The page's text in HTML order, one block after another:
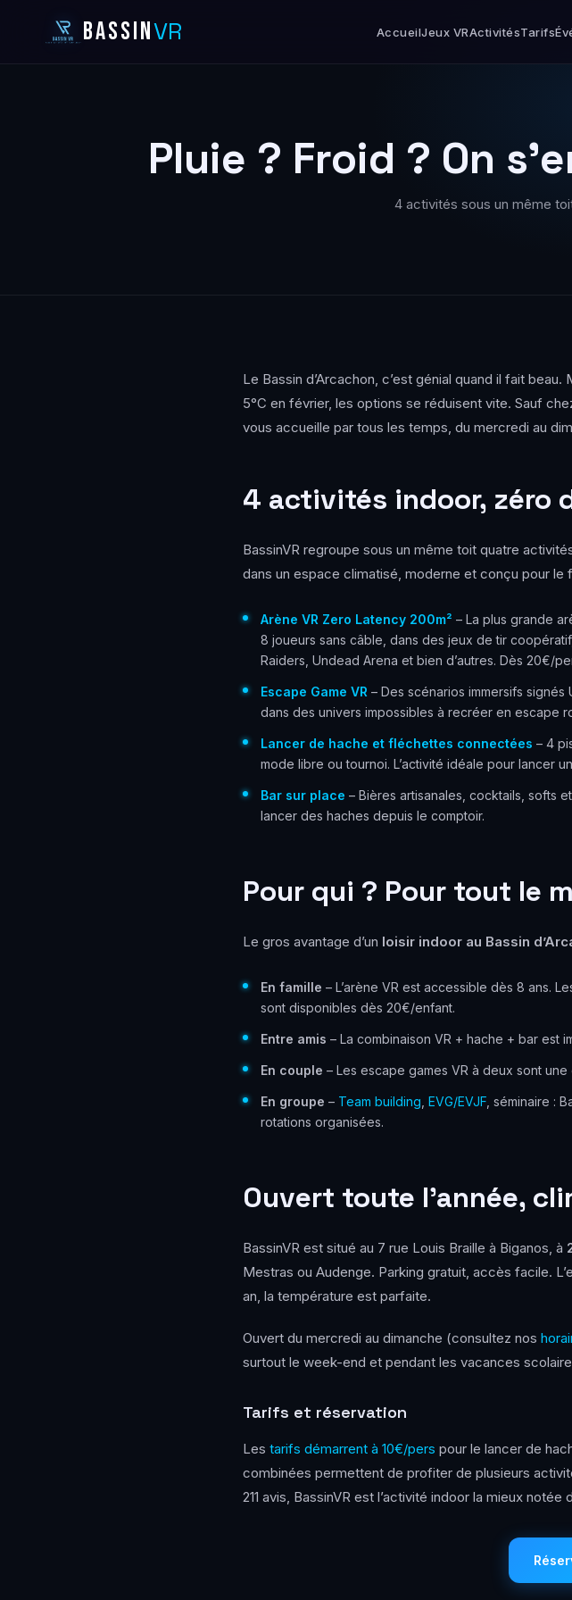
BASSINVR AccueilJeux VRActivitésTarifs
Pluie ? Froid ? On
4 activités sous un même
Le Bassin d’Arcachon, c’est génial quand il fait
5°C en février, les options se réduisent vite. Sauf
vous accueille par tous les temps, du mercredi au
4 activités indoor, zéro
BassinVR regroupe sous un même toit quatre
dans un espace climatisé, moderne et conçu pour le
Arène VR Zero Latency 200m² – La plus grande
8 joueurs sans câble, dans des jeux de tir
Raiders, Undead Arena et bien d’autres. Dès 20€/
Escape Game VR – Des scénarios immersifs
dans des univers impossibles à recréer en escape
Lancer de hache et fléchettes connectées – 4
mode libre ou tournoi. L’activité idéale pour lancer
Bar sur place – Bières artisanales, cocktails, softs
lancer des haches depuis le comptoir.
Pour qui ? Pour tout le
Le gros avantage d’un loisir indoor au Bassin
En famille – L’arène VR est accessible dès 8 ans.
sont disponibles dès 20€/enfant.
Entre amis – La combinaison VR + hache + bar est
En couple – Les escape games VR à deux sont
En groupe – Team building EVG/EVJF , séminaire :
rotations organisées.
Ouvert toute l’année,
BassinVR est situé au 7 rue Louis Braille à Biganos, à
Mestras ou Audenge. Parking gratuit, accès facile.
an, la température est parfaite.
Ouvert du mercredi au dimanche (consultez nos
surtout le week-end et pendant les vacances
Tarifs et réservation
Les tarifs démarrent à 10€/pers pour le lancer de
combinées permettent de profiter de plusieurs
211 avis, BassinVR est l’activité indoor la mieux notée